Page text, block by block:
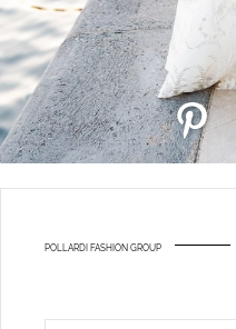
POLLARDI FASHION GROUP